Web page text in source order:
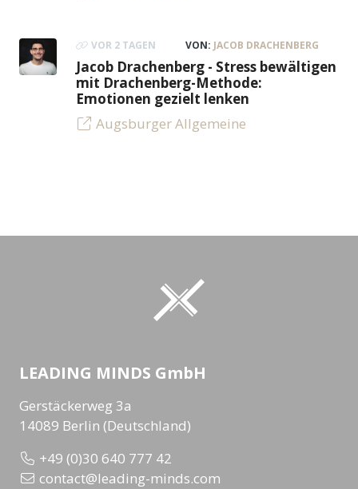
VOR 2 TAGEN VON: JACOB DRACHENBERG
Jacob Drachenberg - Stress bewältigen
mit Drachenberg-Methode:
Emotionen gezielt lenken
Augsburger Allgemeine
LEADING MINDS GmbH
Gerstäckerweg 3a
14089 Berlin (Deutschland)
+49 (0)30 640 777 42
contact@leading-minds.com